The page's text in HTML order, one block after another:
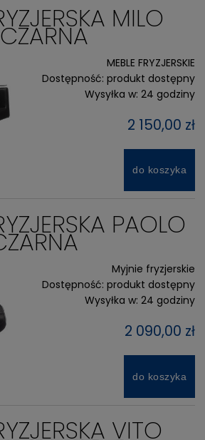
MILO
MEBLE FRYZJERSKIE
Dostępność: produkt dostępny
Wysyłka w: 24 godziny
2 150,00 zł
do koszyka
PAOLO
Myjnie fryzjerskie
Dostępność: produkt dostępny
Wysyłka w: 24 godziny
2 090,00 zł
do koszyka
VITO